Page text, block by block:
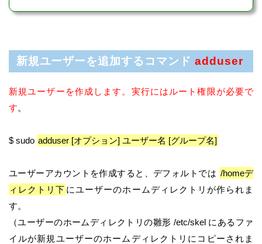
新規ユーザーを追加するコマンド adduser
新規ユーザーを作成します。実行にはルート権限が必要で
す。
$ sudo adduser [オプション] ユーザー名 [グループ名]
ユーザーアカウントを作成すると、デフォルトでは /homeデ
ィレクトリ下 にユーザーのホームディレクトリが作られま
す。
（ユーザーのホームディレクトリの雛形 /etc/skel にあるファ
イルが新規ユーザーのホームディレクトリにコピーされま